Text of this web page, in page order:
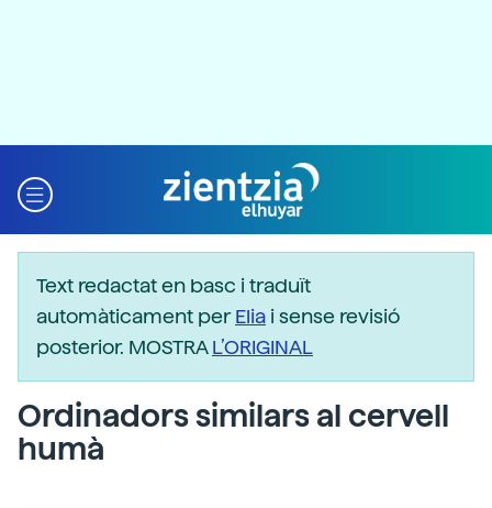
Text redactat en basc i traduït
automàticament perElia i sense revisió
posterior. MOSTRAL’ORIGINAL
Ordinadors similars al cervell
humà